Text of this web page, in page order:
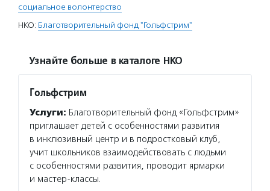
социальное волонтерство
НКО: Благотворительный фонд "Гольфстрим"
Узнайте больше в каталоге НКО
Гольфстрим
Услуги: Благотворительный фонд «Гольфстрим»
приглашает детей с особенностями развития
в инклюзивный центр и в подростковый клуб,
учит школьников взаимодействовать с людьми
с особенностями развития, проводит ярмарки
и мастер-классы.